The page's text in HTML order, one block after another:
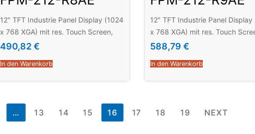
12″ TFT Industrie Panel Display (1024
x 768 XGA) mit res. Touch Screen,
12V DC inkl. Netzteil
490,82€
In den Warenkorb
12″ TFT Industrie Panel Display
x 768 XGA) mit res. Touch
(24V DC)
588,79 €
In den Warenkorb
… 13 14 15 16 17 18 19 NEXT